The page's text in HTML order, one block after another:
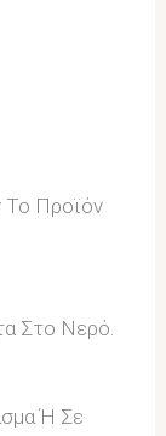
Το Προϊόν
Στο Νερό.
Ή Σε